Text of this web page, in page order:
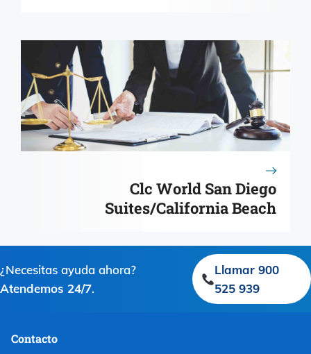
Clc World San Diego
Suites/California Beach
¿Necesitas ayuda ahora?
Atendemos 24/7.
Llamar 900
525 939
Contacto